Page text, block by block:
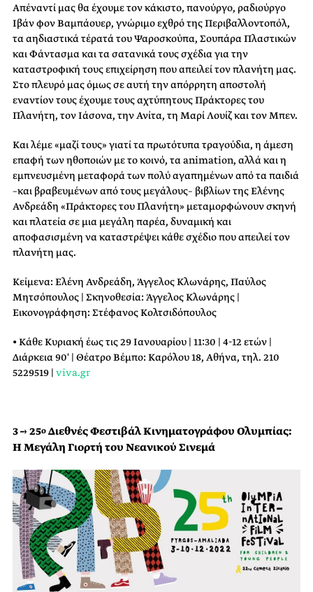
Απέναντί μας θα έχουμε τον κάκιστο, πανούργο, ραδιούργο
Ιβάν φον Βαμπάουερ, γνώριμο εχθρό της Περιβαλλοντοπόλ,
τα αηδιαστικά τέρατά του Ψαροσκούπα, Σουπάρα Πλαστικών
και Φάντασμα και τα σατανικά τους σχέδια για την
καταστροφική τους επιχείρηση που απειλεί τον πλανήτη μας.
Στο πλευρό μας όμως σε αυτή την απόρρητη αποστολή
εναντίον τους έχουμε τους αχτύπητους Πράκτορες του
Πλανήτη, τον Ιάσονα, την Ανίτα, τη Μαρί Λουίζ και τον Μπεν.
Και λέμε «μαζί τους» γιατί τα πρωτότυπα τραγούδια, η άμεση
επαφή των ηθοποιών με το κοινό, τα animation, αλλά και η
εμπνευσμένη μεταφορά των πολύ αγαπημένων από τα παιδιά
–και βραβευμένων από τους μεγάλους– βιβλίων της Ελένης
Ανδρεάδη «Πράκτορες του Πλανήτη» μεταμορφώνουν σκηνή
και πλατεία σε μια μεγάλη παρέα, δυναμική και
αποφασισμένη να καταστρέψει κάθε σχέδιο που απειλεί τον
πλανήτη μας.
Κείμενα: Ελένη Ανδρεάδη, Άγγελος Κλωνάρης, Παύλος
Μητσόπουλος | Σκηνοθεσία: Άγγελος Κλωνάρης |
Εικονογράφηση: Στέφανος Κολτσιδόπουλος
• Κάθε Κυριακή έως τις 29 Ιανουαρίου | 11:30 | 4-12 ετών |
Διάρκεια 90′ | Θέατρο Βέμπο: Καρόλου 18, Αθήνα, τηλ. 210
5229519 | viva.gr
3 → 25οΔιεθνές Φεστιβάλ Κινηματογράφου Ολυμπίας:
Η Μεγάλη Γιορτή του Νεανικού Σινεμά